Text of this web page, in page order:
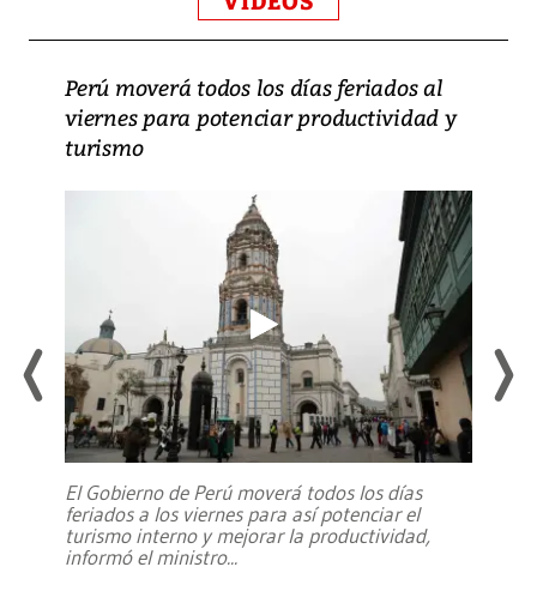
Perú moverá todos los días feriados al
viernes para potenciar productividad y
turismo
El Gobierno de Perú moverá todos los días
feriados a los viernes para así potenciar el
turismo interno y mejorar la productividad,
informó el ministro...